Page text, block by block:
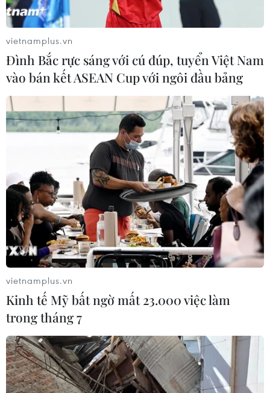
tới 60% trong trường hợp cần thiết và Tehran sẽ không
bao giờ nhượng bộ trước áp lực của Mỹ đối với hoạt
động phát triển hạt nhân.
vietnamplus.vn
Đình Bắc rực sáng với cú đúp, tuyển Việt Nam
vào bán kết ASEAN Cup với ngôi đầu bảng
vietnamplus.vn
Kinh tế Mỹ bất ngờ mất 23.000 việc làm
trong tháng 7